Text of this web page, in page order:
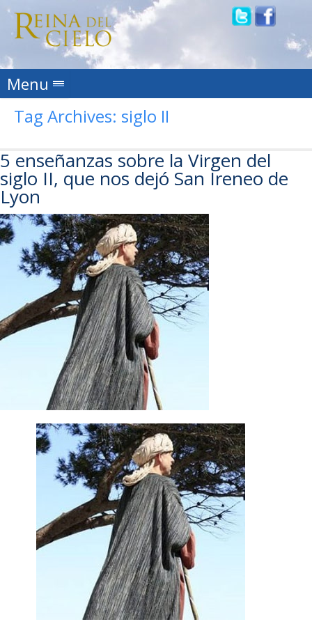
Menu Skip to content
Tag Archives: siglo II
5 enseñanzas sobre la Virgen del
siglo II, que nos dejó San Ireneo de
Lyon